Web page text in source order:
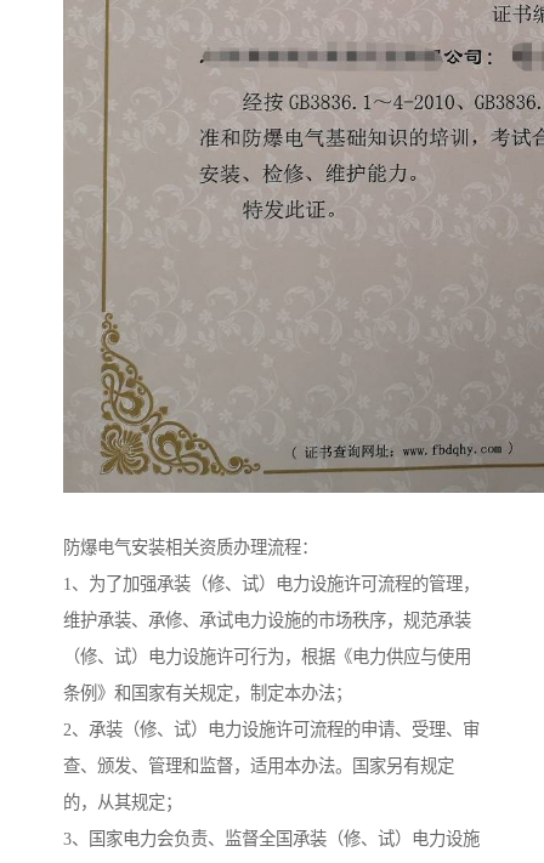
防爆电气安装相关资质办理流程：
1、为了加强承装（修、试）电力设施许可流程的管理，
维护承装、承修、承试电力设施的市场秩序，规范承装
（修、试）电力设施许可行为，根据《电力供应与使用
条例》和国家有关规定，制定本办法；
2、承装（修、试）电力设施许可流程的申请、受理、审
查、颁发、管理和监督，适用本办法。国家另有规定
的，从其规定；
3、国家电力会负责、监督全国承装（修、试）电力设施